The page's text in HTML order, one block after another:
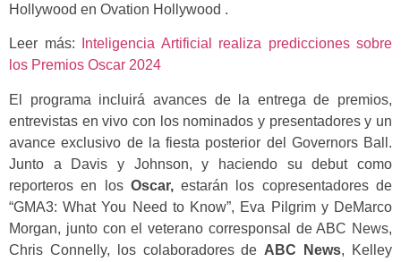
Hollywood en Ovation Hollywood .
Leer más:
Inteligencia Artificial realiza predicciones sobre
los Premios Oscar 2024
El programa incluirá avances de la entrega de premios,
entrevistas en vivo con los nominados y presentadores y un
avance exclusivo de la fiesta posterior del Governors Ball.
Junto a Davis y Johnson, y haciendo su debut como
reporteros en los Oscar,estarán los copresentadores de
“GMA3: What You Need to Know”, Eva Pilgrim y DeMarco
Morgan, junto con el veterano corresponsal de ABC News,
Chris Connelly, los colaboradores de ABC News, Kelley